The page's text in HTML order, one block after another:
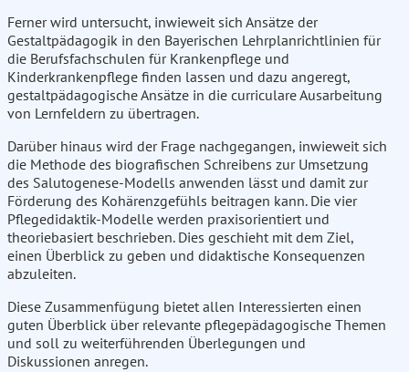
Ferner wird untersucht, inwieweit sich Ansätze der
Gestaltpädagogik in den Bayerischen Lehrplanrichtlinien für
die Berufsfachschulen für Krankenpflege und
Kinderkrankenpflege finden lassen und dazu angeregt,
gestaltpädagogische Ansätze in die curriculare Ausarbeitung
von Lernfeldern zu übertragen.
Darüber hinaus wird der Frage nachgegangen, inwieweit sich
die Methode des biografischen Schreibens zur Umsetzung
des Salutogenese-Modells anwenden lässt und damit zur
Förderung des Kohärenzgefühls beitragen kann. Die vier
Pflegedidaktik-Modelle werden praxisorientiert und
theoriebasiert beschrieben. Dies geschieht mit dem Ziel,
einen Überblick zu geben und didaktische Konsequenzen
abzuleiten.
Diese Zusammenfügung bietet allen Interessierten einen
guten Überblick über relevante pflegepädagogische Themen
und soll zu weiterführenden Überlegungen und
Diskussionen anregen.